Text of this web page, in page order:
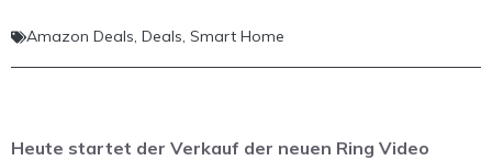
Amazon Deals, Deals, Smart Home
Heute startet der Verkauf der neuen Ring Video